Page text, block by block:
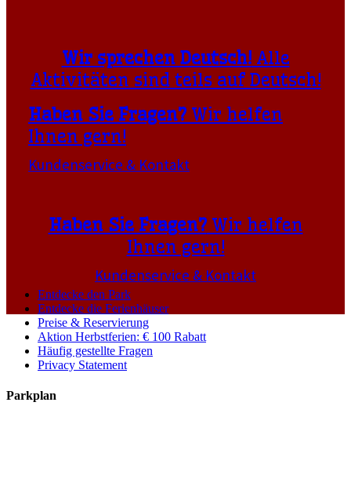
Wir sprechen Deutsch!Alle
Aktivitäten sind teils auf Deutsch!
Haben Sie Fragen? Wir helfen
Ihnen gern!
Kundenservice & Kontakt
Haben Sie Fragen?Wir helfen
Ihnen gern!
Kundenservice & Kontakt
Entdecke den Park
Entdecke die Ferienhäuser
Preise & Reservierung
Aktion Herbstferien: € 100 Rabatt
Häufig gestellte Fragen
Privacy Statement
Parkplan